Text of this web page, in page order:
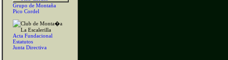
Grupo de Montaña
Pico Cordel
Acta Fundacional
Estatutos
Junta Directiva